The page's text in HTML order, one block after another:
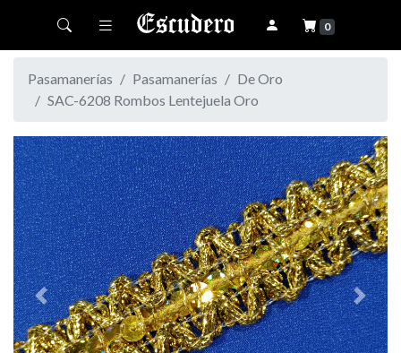
Toggle navigation 0
Pasamanerías Pasamanerías
De Oro
SAC-6208 Rombos Lentejuela Oro
Previous Next